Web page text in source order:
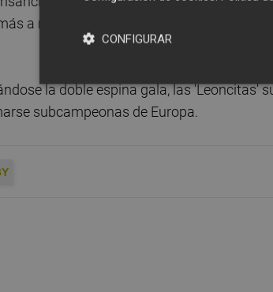
a manos de Zahía Pérez, Isis Espuga y
la doble espina gala, las 'Leoncitas'
subcampeonas de Europa.
CONFIGURAR